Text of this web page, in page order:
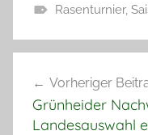
Rasenturnier,
Vorheriger
Grünheider
Landesauswahl